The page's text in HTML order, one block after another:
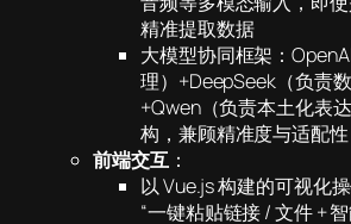
精准提取数据
大模型协同框架：
理）+DeepSeek（负责数
+Qwen（负责本土化表
构，兼顾精准度与适配性
前端交互：
以 Vue.js 构建的可视化
“一键粘贴链接 / 文件 +